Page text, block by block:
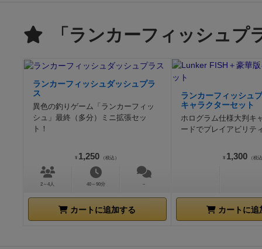
「ランカーフィッシュプ
ランカーフィッシュダッシュプラ
ス
異色の釣りゲーム「ランカーフィッ
シュ」最終（多分）ミニ拡張セッ
ト！
¥ 1,250 （税込）
2～4人 40～90分 －
カートに追加する
ランカーフィッシュ
キャラクターセット
ホログラム仕様大判キ
ードでプレイアビリテ
¥ 1,300 （税
カートに追